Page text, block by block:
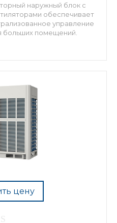
наружный блок с
обеспечивает
управление
больших помещений.
цену